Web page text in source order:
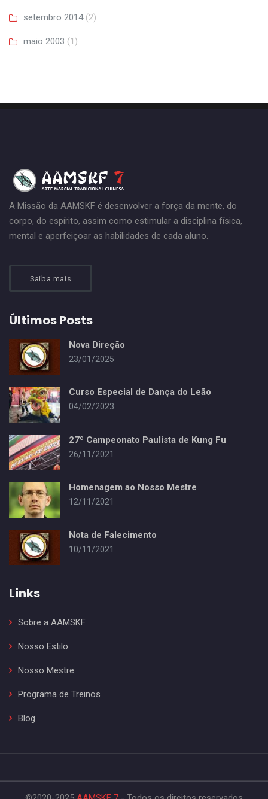
setembro 2014(2)
maio 2003 (1)
A Missão da AAMSKF é desenvolver a força da mente, do
corpo, do espírito, assim como estimular a disciplina física,
mental e aperfeiçoar as habilidades de cada aluno.
Saiba mais
Últimos Posts
Nova Direção
23/01/2025
Curso Especial de Dança do Leão
04/02/2023
27º Campeonato Paulista de Kung Fu
26/11/2021
Homenagem ao Nosso Mestre
12/11/2021
Nota de Falecimento
10/11/2021
Links
Sobre a AAMSKF
Nosso Estilo
Nosso Mestre
Programa de Treinos
Blog